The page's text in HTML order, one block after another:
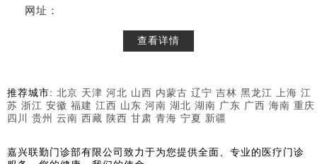
网址：
查看详情
推荐城市: 北京 天津 河北 山西 内蒙古 辽宁 吉林 黑龙江 上海 江
苏 浙江 安徽 福建 江西 山东 河南 湖北 湖南 广东 广西 海南 重庆
四川
贵州 云南 西藏 陕西 甘肃 青海 宁夏 新疆
嘉兴联勤门诊部有限公司致力于为您提供全面、专业的医疗门诊